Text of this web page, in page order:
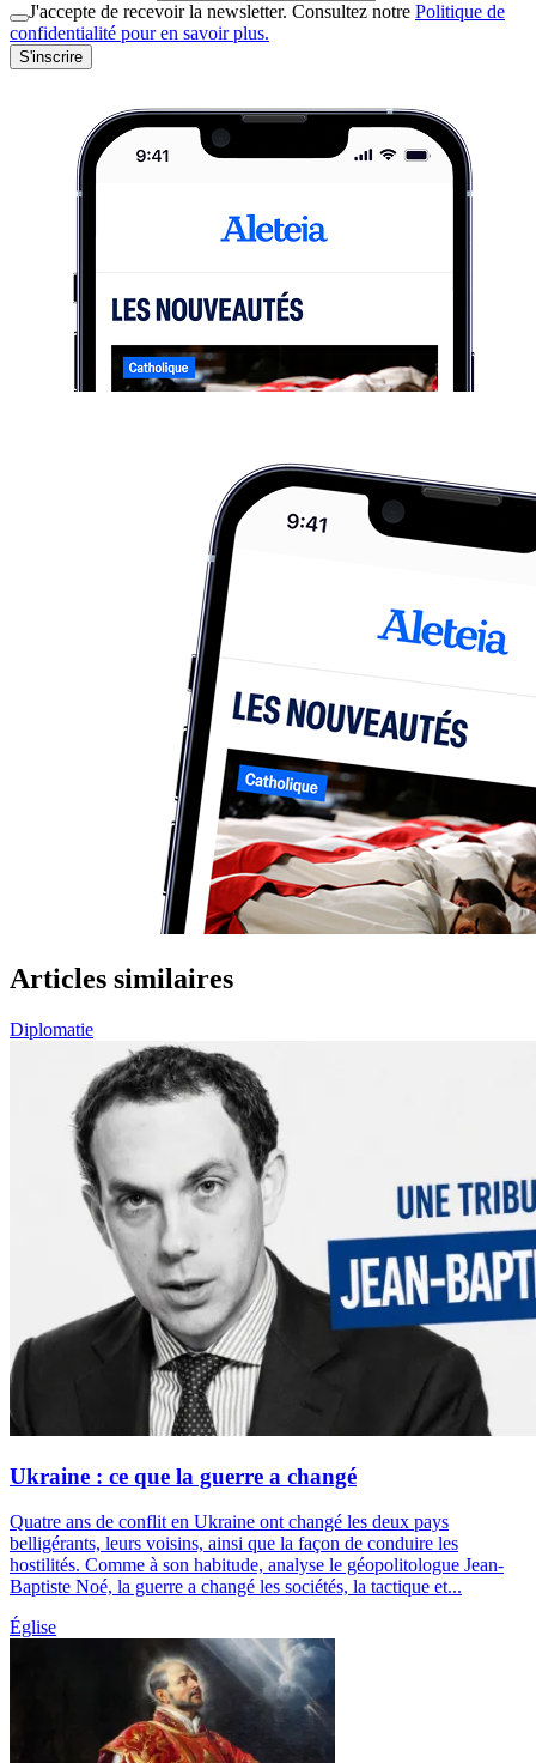
J'accepte de recevoir la newsletter. Consultez notre Politique de
confidentialité pour en savoir plus.
S'inscrire
Articles similaires
Diplomatie
Ukraine : ce que la guerre a changé
Quatre ans de conflit en Ukraine ont changé les deux pays
belligérants, leurs voisins, ainsi que la façon de conduire les
hostilités. Comme à son habitude, analyse le géopolitologue Jean-
Baptiste Noé, la guerre a changé les sociétés, la tactique et...
Église